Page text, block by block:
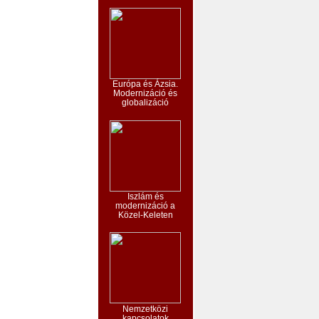
Európa és Ázsia.
Modernizáció és
globalizáció
Iszlám és
modernizáció a
Közel-Keleten
Nemzetközi